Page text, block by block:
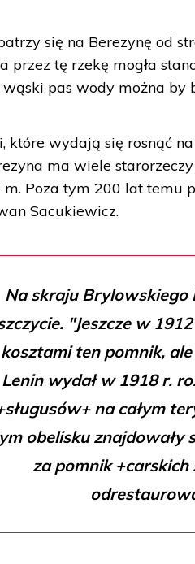
się na Berezynę od
przez tę rzekę mogła
wąski pas wody można by
które wydają się rosnąć
ma wiele
m. Poza tym 200 lat temu
Sacukiewicz.
Na skraju Brylowskiego
"Jeszcze w
kosztami ten pomnik,
Lenin wydał w 1918 r.
na całym
obelisku znajdowały
za pomnik